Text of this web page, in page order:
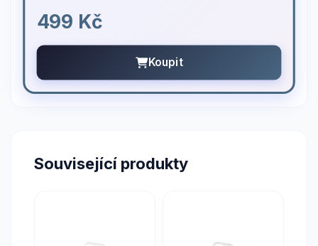
499 Kč
Koupit
Související produkty